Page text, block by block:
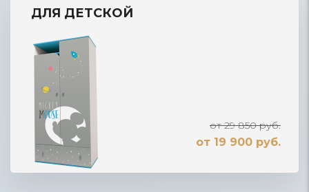
ДЛЯ ДЕТСКОЙ
от 29 850 руб.
от 19 900 руб.